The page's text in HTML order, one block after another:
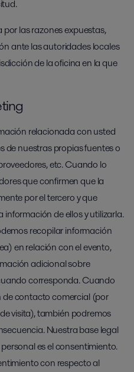
las razones expuestas,
ante las autoridades locales
de la oficina en la que
relacionada con usted
de nuestras propias fuentes o
etc. Cuando lo
que confirmen que la
por el tercero y que
de ellos y utilizarla.
recopilar información
en relación con el evento,
adicional sobre
corresponda. Cuando
contacto comercial (por
visita), también podremos
Nuestra base legal
es el consentimiento.
con respecto al